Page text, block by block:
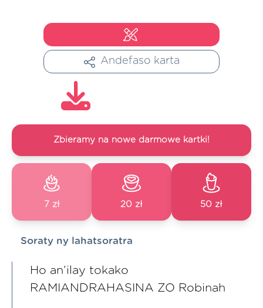
Andefaso karta
Zbieramy na nowe darmowe kartki!
7 zł 20 zł 50 zł
Soraty ny lahatsoratra
Ho an’ilay tokako
RAMIANDRAHASINA ZO Robinah